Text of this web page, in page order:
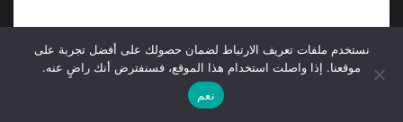
نستخدم ملفات تعريف الارتباط لضمان حصولك على أفضل تجربة على
موقعنا. إذا واصلت استخدام هذا الموقع، فسنفترض أنك راضٍ عنه.
نعم